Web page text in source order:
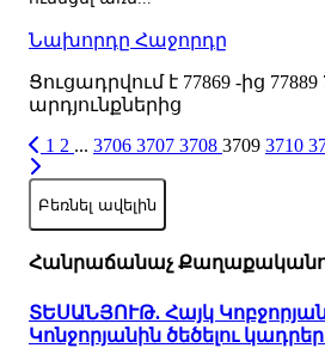
Նախորդը Հաջորդը
Ցուցադրվում է 77869 -ից 77889
արդյունքներից
1 2 ... 3706 3707 3708 3709 3710
Բեռնել ավելին
Հանրաճանաչ
ՏԵՍԱՆՅՈՒԹ. Հայկ
Կոնջորյանին ծեծելու